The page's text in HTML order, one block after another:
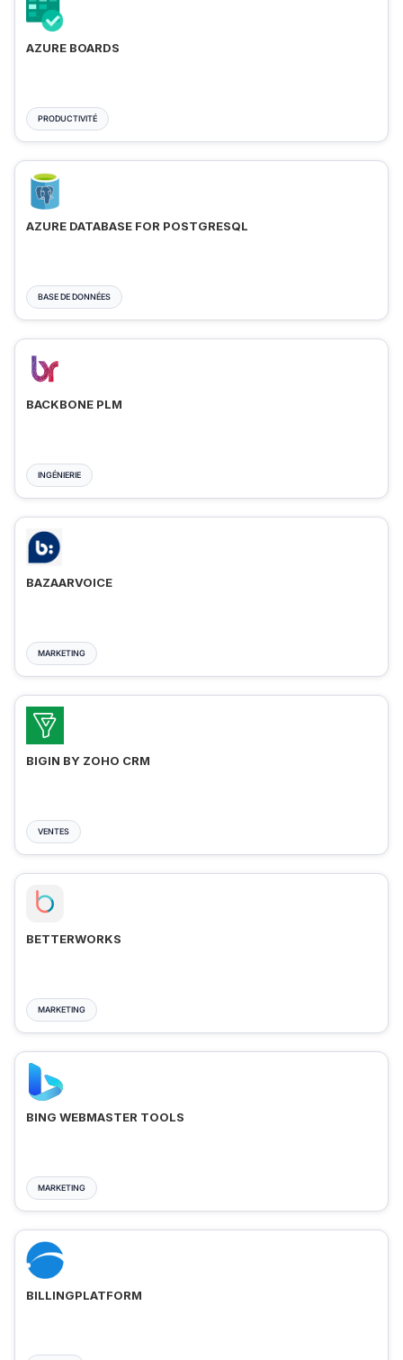
AZURE BOARDS
PRODUCTIVITÉ
AZURE DATABASE FOR POSTGRESQL
BASE DE DONNÉES
BACKBONE PLM
INGÉNIERIE
BAZAARVOICE
MARKETING
BIGIN BY ZOHO CRM
VENTES
BETTERWORKS
MARKETING
BING WEBMASTER TOOLS
MARKETING
BILLINGPLATFORM